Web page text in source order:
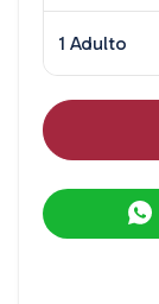
1 Adulto